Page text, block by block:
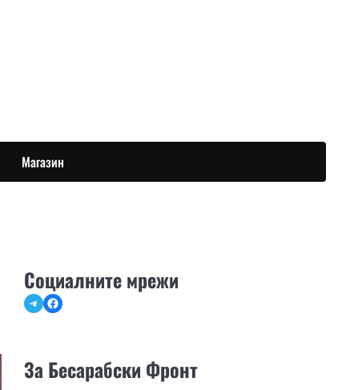
Магазин
Социалните мрежи
TelegramFacebook
За Бесарабски Фронт